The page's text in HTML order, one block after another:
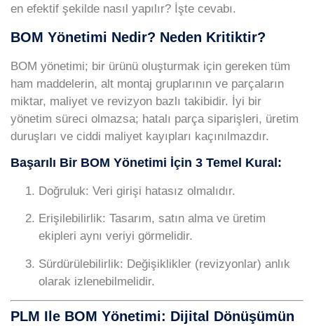
en efektif şekilde nasıl yapılır? İşte cevabı.
BOM Yönetimi Nedir? Neden Kritiktir?
BOM yönetimi; bir ürünü oluşturmak için gereken tüm
ham maddelerin, alt montaj gruplarının ve parçaların
miktar, maliyet ve revizyon bazlı takibidir. İyi bir
yönetim süreci olmazsa; hatalı parça siparişleri, üretim
duruşları ve ciddi maliyet kayıpları kaçınılmazdır.
Başarılı Bir BOM Yönetimi İçin 3 Temel Kural:
Doğruluk: Veri girişi hatasız olmalıdır.
Erişilebilirlik: Tasarım, satın alma ve üretim
ekipleri aynı veriyi görmelidir.
Sürdürülebilirlik: Değişiklikler (revizyonlar) anlık
olarak izlenebilmelidir.
PLM Ile BOM Yönetimi: Dijital Dönüşümün